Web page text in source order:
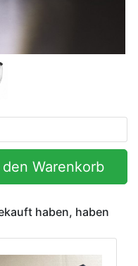
den Warenkorb
haben, haben